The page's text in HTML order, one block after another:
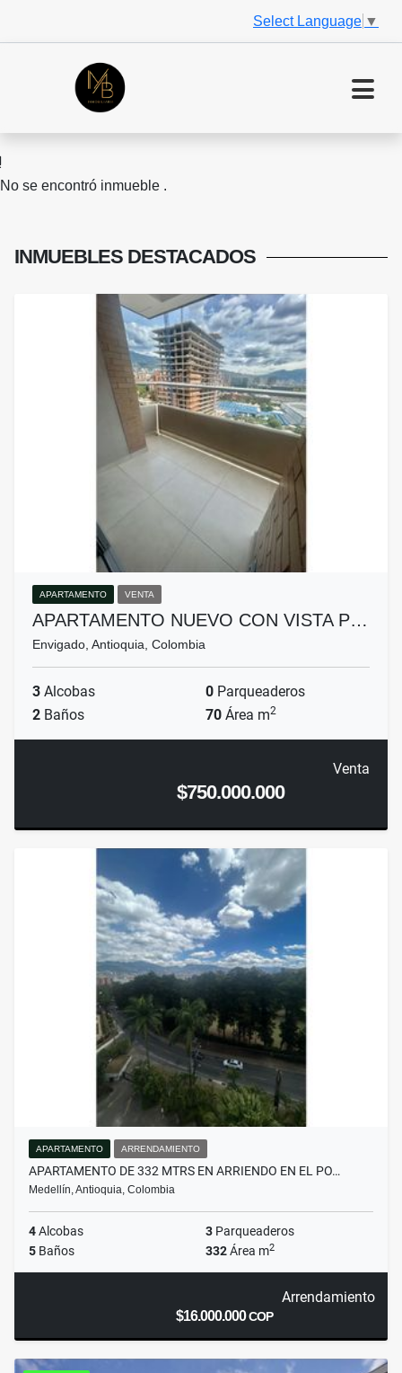
Select Language ▼
No se encontró inmueble .
INMUEBLES DESTACADOS
APARTAMENTO VENTA
APARTAMENTO NUEVO CON VISTA P…
Envigado, Antioquia, Colombia
3 Alcobas 0 Parqueaderos
2 Baños 70 Área m2
Venta
$750.000.000
APARTAMENTO ARRENDAMIENTO
APARTAMENTO DE 332 MTRS EN ARRIENDO EN EL PO…
Medellín, Antioquia, Colombia
4Alcobas 3 Parqueaderos
5 Baños 332Área m2
Arrendamiento
$16.000.000COP